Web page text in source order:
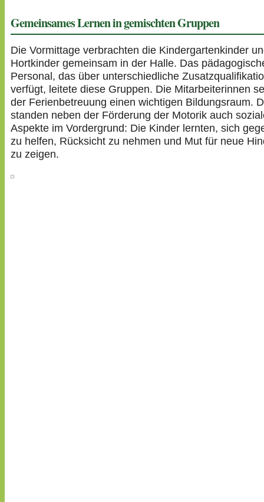
Gemein­sames Lernen in gemischten Gruppen
Die Vormit­tage verbrachten die Kinder­gar­ten­kinder
Hort­kinder gemeinsam in der Halle. Das
Personal, das über unter­schied­liche
verfügt, leitete diese Gruppen. Die Mitar­bei­te­rinnen
der Feri­en­be­treuung einen wichtigen Bildungs­raum.
standen neben der Förderung der Motorik auch
Aspekte im Vorder­grund: Die Kinder lernten, sich
zu helfen, Rücksicht zu nehmen und Mut für neue
zu zeigen.